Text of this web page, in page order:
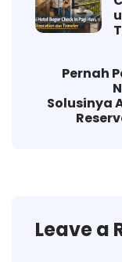
Pernah
Solusinya
Leave a